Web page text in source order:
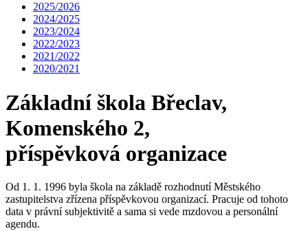
2025/2026
2024/2025
2023/2024
2022/2023
2021/2022
2020/2021
Základní škola Břeclav,
Komenského 2,
příspěvková organizace
Od 1. 1. 1996 byla škola na základě rozhodnutí Městského
zastupitelstva zřízena příspěvkovou organizací. Pracuje od tohoto
data v právní subjektivitě a sama si vede mzdovou a personální
agendu.